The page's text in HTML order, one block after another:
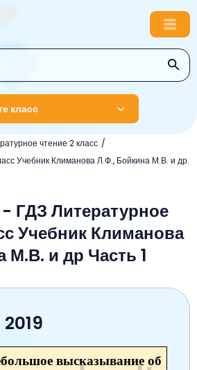
класс
чтение 2 класс
Учебник Климанова Л.Ф., Бойкина М.В. и др.
Русский язык
чтение
мир
Математика
Математика
Английский язык
Информатика
чтение
мир
Русский язык
Музыка
мир
Английский язык
Информатика
Английский язык
мир
Технология
Биология
Немецкий язык
Немецкий язык
ГДЗ Литературное
Учебник Климанова
М.В. и др Часть 1
высказывание об